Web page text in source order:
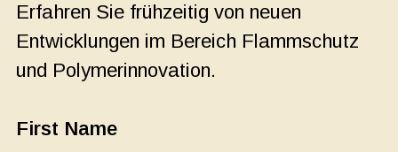
Erfahren Sie frühzeitig von neuen
Entwicklungen im Bereich Flammschutz
und Polymerinnovation.
First Name